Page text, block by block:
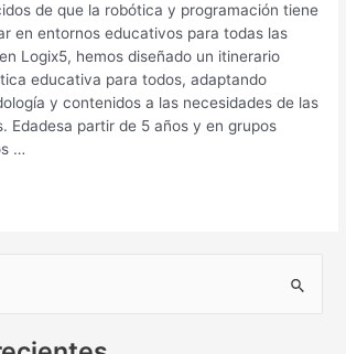
de que la robótica y programación tiene
en entornos educativos para todas las
Logix5, hemos diseñado un itinerario
educativa para todos, adaptando
y contenidos a las necesidades de las
Edadesa partir de 5 años y en grupos
…